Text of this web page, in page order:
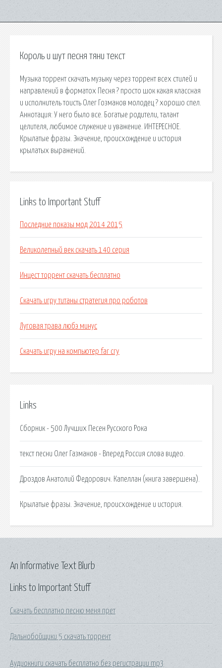
Король и шут песня тяни текст
Музыка торрент скачать музыку через торрент всех стилей и
направлений в форматох Песня ? просто шок какая классная
и исполнитель тоисть Олег Гозманов молодец ? хорошо спел.
Аннотация: У него было все. Богатые родители, талант
целителя, любимое служение и уважение. ИНТЕРЕСНОЕ.
Крылатые фразы. Значение, происхождение и история
крылатых выражений.
Links to Important Stuff
Последние показы мод 2014 2015
Великолепный век скачать 140 серия
Инцест торрент скачать бесплатно
Скачать игру титаны стратегия про роботов
Луговая трава любэ минус
Скачать игру на компьютер far cry
Links
Сборник - 500 Лучших Песен Русского Рока
текст песни Олег Газманов - Вперед Россия слова видео.
Дроздов Анатолий Федорович. Капеллан (книга завершена).
Крылатые фразы. Значение, происхождение и история.
Links to Important Stuff
Скачать бесплатно песню меня прет
Дальнобойщики 5 скачать торрент
Аудиокниги скачать бесплатно без регистрации mp3
An Informative Text Blurb